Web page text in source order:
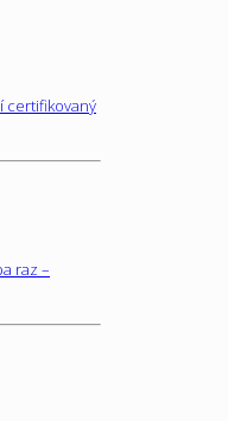
certifikovaný
raz –